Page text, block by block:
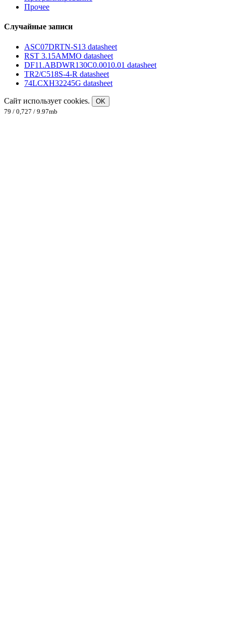
Прочее
Случайные записи
ASC07DRTN-S13 datasheet
RST 3.15AMMO datasheet
DF11.ABDWR130C0.0010.01 datasheet
TR2/C518S-4-R datasheet
74LCXH32245G datasheet
Сайт использует cookies.
OK
79 / 0,727 / 9.97mb